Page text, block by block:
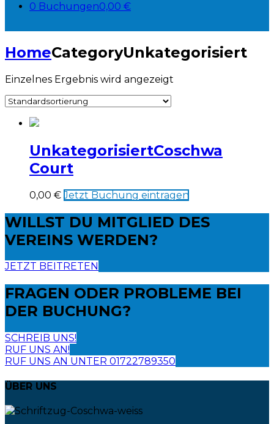
0 Buchungen0,00 €
HomeCategoryUnkategorisiert
Einzelnes Ergebnis wird angezeigt
UnkategorisiertCoschwa
Court
0,00 € Jetzt Buchung eintragen
WILLST DU MITGLIED DES
VEREINS WERDEN?
JETZT BEITRETEN
FRAGEN ODER PROBLEME BEI
DER BUCHUNG?
SCHREIB UNS!
RUF UNS AN!
RUF UNS AN UNTER 01722789350
ÜBER UNS